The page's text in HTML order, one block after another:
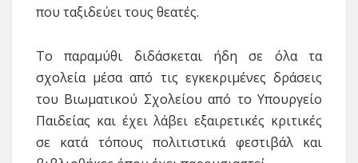
που ταξιδεύει τους θεατές.
Το παραμύθι διδάσκεται ήδη σε όλα τα
σχολεία μέσα από τις εγκεκριμένες δράσεις
του Βιωματικού Σχολείου από το Υπουργείο
Παιδείας και έχει λάβει εξαιρετικές κριτικές
σε κατά τόπους πολιτιστικά φεστιβάλ και